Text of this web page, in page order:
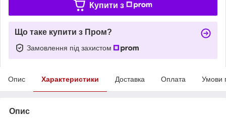
Купити з
Що таке купити з Пром?
Замовлення під захистом
Опис Характеристики Доставка Оплата Умови
Опис